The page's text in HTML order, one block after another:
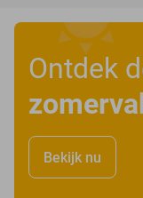
Ontdek
Bekijk nu